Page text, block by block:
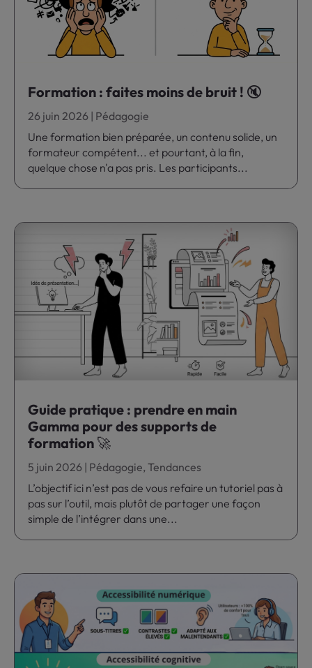
Formation : faites moins de bruit ! 🔇
26 juin 2026 | Pédagogie
Une formation bien préparée, un contenu solide, un
formateur compétent... et pourtant, à la fin,
quelque chose n'a pas pris. Les participants...
Guide pratique : prendre en main
Gamma pour des supports de
formation 🚀
5 juin 2026 | Pédagogie,Tendances
L’objectif ici n’est pas de vous refaire un tutoriel pas à
pas sur l’outil, mais plutôt de partager une façon
simple de l’intégrer dans une...